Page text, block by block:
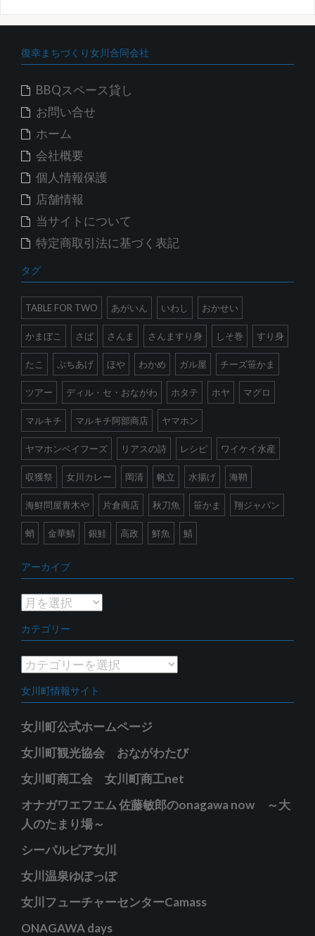
復幸まちづくり女川合同会社
BBQスペース貸し
お問い合せ
ホーム
会社概要
個人情報保護
店舗情報
当サイトについて
特定商取引法に基づく表記
タグ
TABLE FOR TWO あがいん いわし おかせい
かまぼこ さば さんま さんますり身 しそ巻 すり身
たこ ぷちあげ ほや わかめ ガル屋 チーズ笹かま
ツアー ディル・セ・おながわ ホタテ ホヤ マグロ
マルキチ マルキチ阿部商店 ヤマホン
ヤマホンベイフーズ リアスの詩 レシピ ワイケイ水産
収獲祭 女川カレー 岡清 帆立 水揚げ 海鞘
海鮮問屋青木や 片倉商店 秋刀魚 笹かま 翔ジャパン
蛸 金華鯖 銀鮭 高政 鮮魚 鯖
アーカイブ
ア
カ
イ
ブ
カテゴリー
カ
ゴ
リ
女川町情報サイト
女川町公式ホームページ
女川町観光協会 おながわたび
女川町商工会 女川町商工net
オナガワエフエム 佐藤敏郎のonagawa now ～大
人のたまり場～
シーパルピア女川
女川温泉ゆぽっぽ
女川フューチャーセンターCamass
ONAGAWA days